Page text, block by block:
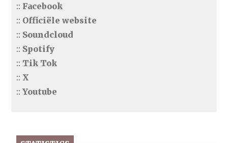
:: Facebook
:: Officiële website
:: Soundcloud
:: Spotify
:: Tik Tok
:: X
::Youtube